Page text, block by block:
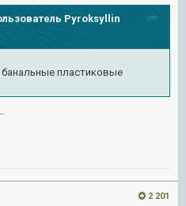
Pyroksyllin
пластиковые
2 201